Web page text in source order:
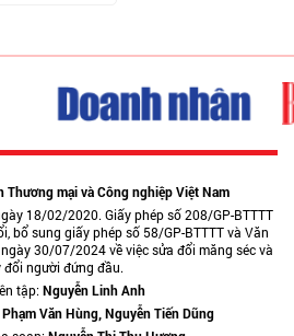
Thương mại và Công nghiệp Việt Nam
18/02/2020. Giấy phép số 208/GP-BTTTT
bổ sung giấy phép số 58/GP-BTTTT và Văn
30/07/2024 về việc sửa đổi măng séc và
đổi người đứng đầu.
tập:Nguyễn Linh Anh
Phạm Văn Hùng, Nguyễn Tiến Dũng